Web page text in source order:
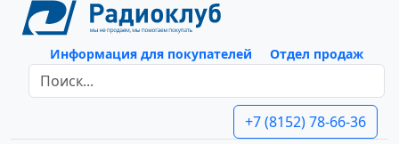
Информация для покупателей Отдел продаж
+7 (8152) 78-66-36